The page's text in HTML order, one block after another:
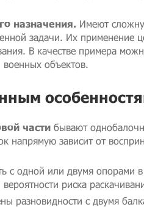
назначения. Имеют
задачи. Их применение
В качестве примера
военных объектов.
части бывают
напрямую зависит от
с одной или двумя опорами
риска
разновидности с двумя